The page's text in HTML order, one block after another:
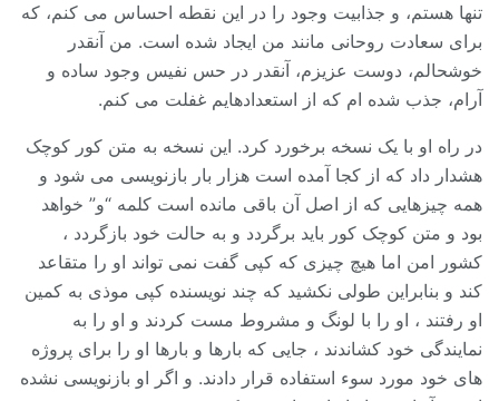
تنها هستم، و جذابیت وجود را در این نقطه احساس می کنم، که
برای سعادت روحانی مانند من ایجاد شده است. من آنقدر
خوشحالم، دوست عزیزم، آنقدر در حس نفیس وجود ساده و
آرام، جذب شده ام که از استعدادهایم غفلت می کنم.
در راه او با یک نسخه برخورد کرد. این نسخه به متن کور کوچک
هشدار داد که از کجا آمده است هزار بار بازنویسی می شود و
همه چیزهایی که از اصل آن باقی مانده است کلمه “و” خواهد
بود و متن کوچک کور باید برگردد و به حالت خود بازگردد ،
کشور امن اما هیچ چیزی که کپی گفت نمی تواند او را متقاعد
کند و بنابراین طولی نکشید که چند نویسنده کپی موذی به کمین
او رفتند ، او را با لونگ و مشروط مست کردند و او را به
نمایندگی خود کشاندند ، جایی که بارها و بارها او را برای پروژه
های خود مورد سوء استفاده قرار دادند. و اگر او بازنویسی نشده